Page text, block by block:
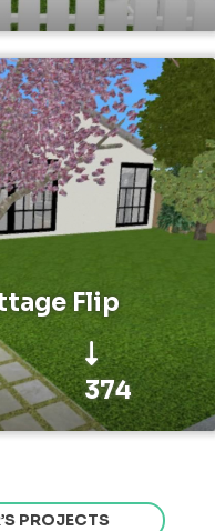
Flip
374
PROJECTS